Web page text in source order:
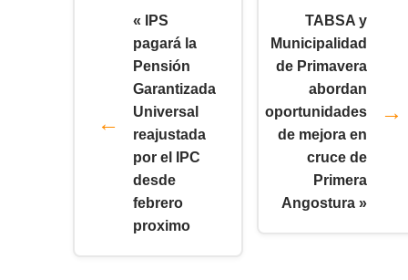
« IPS
pagará la
Pensión
Garantizada
Universal
reajustada
por el IPC
desde
febrero
proximo
TABSA y
Municipalidad
de Primavera
abordan
oportunidades
de mejora en
cruce de
Primera
Angostura »